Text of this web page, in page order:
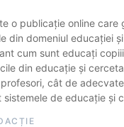
o publicație online care
din domeniul educației
cum sunt educați
din educație și
cât de
sistemele de educație și